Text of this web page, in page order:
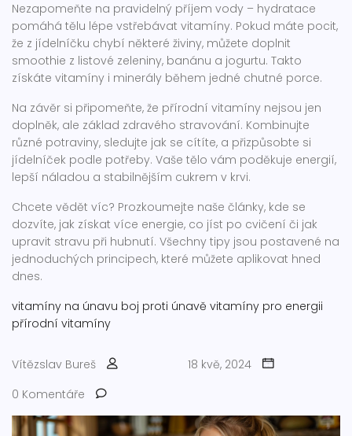
Nezapomeňte na pravidelný příjem vody – hydratace
pomáhá tělu lépe vstřebávat vitamíny. Pokud máte pocit,
že z jídelníčku chybí některé živiny, můžete doplnit
smoothie z listové zeleniny, banánu a jogurtu. Takto
získáte vitamíny i minerály během jedné chutné porce.
Na závěr si připomeňte, že přírodní vitamíny nejsou jen
doplněk, ale základ zdravého stravování. Kombinujte
různé potraviny, sledujte jak se cítíte, a přizpůsobte si
jídelníček podle potřeby. Vaše tělo vám poděkuje energií,
lepší náladou a stabilnějším cukrem v krvi.
Chcete vědět víc? Prozkoumejte naše články, kde se
dozvíte, jak získat více energie, co jíst po cvičení či jak
upravit stravu při hubnutí. Všechny tipy jsou postavené na
jednoduchých principech, které můžete aplikovat hned
dnes.
vitamíny na únavu boj proti únavě vitamíny pro energii
přírodní vitamíny
Vítězslav Bureš
18 kvě, 2024
0 Komentáře